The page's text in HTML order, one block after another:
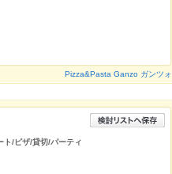
Pizza&Pasta Ganzo ガンツォ
ト/ピザ/貸切/パーティ